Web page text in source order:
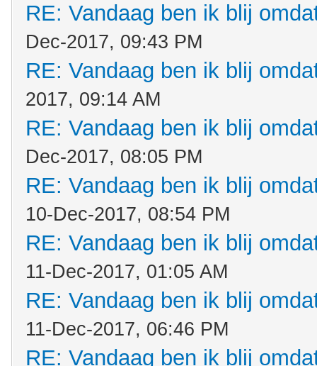
RE: Vandaag ben ik blij
Dec-2017, 09:43 PM
RE: Vandaag ben ik blij
2017, 09:14 AM
RE: Vandaag ben ik blij
Dec-2017, 08:05 PM
RE: Vandaag ben ik blij
10-Dec-2017, 08:54 PM
RE: Vandaag ben ik blij
11-Dec-2017, 01:05 AM
RE: Vandaag ben ik blij
11-Dec-2017, 06:46 PM
RE: Vandaag ben ik blij